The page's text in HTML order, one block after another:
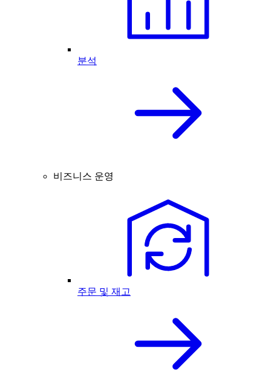
분석
비즈니스 운영
주문 및 재고